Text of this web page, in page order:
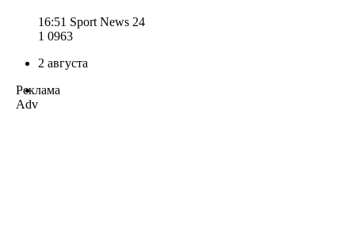
16:51 Sport News 24
1 0963
2 августа
Реклама
Adv